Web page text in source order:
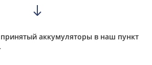
аккумуляторы в наш пункт